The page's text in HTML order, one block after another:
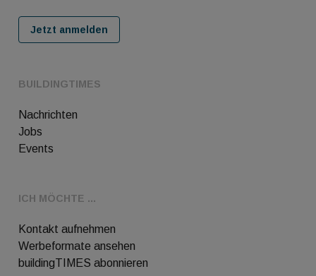
BUILDINGTIMES
Nachrichten
Jobs
Events
ICH MÖCHTE ...
Kontakt aufnehmen
Werbeformate ansehen
buildingTIMES abonnieren
Jetzt anmelden